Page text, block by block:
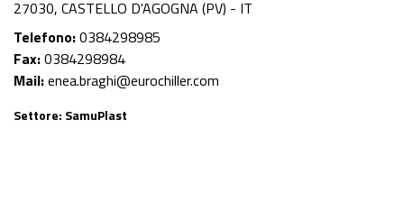
27030, CASTELLO D'AGOGNA (PV) - IT
Telefono:0384298985
Fax:0384298984
Mail:enea.braghi@eurochiller.com
Settore: SamuPlast